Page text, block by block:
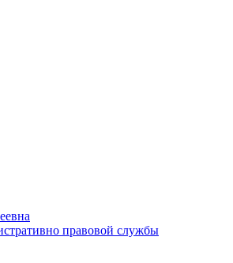
правовой службы